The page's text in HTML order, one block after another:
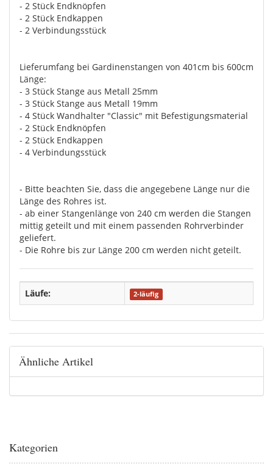
- 2 Stück Endknöpfen
- 2 Stück Endkappen
- 2 Verbindungsstück
Lieferumfang bei Gardinenstangen von 401cm bis 600cm
Länge:
- 3 Stück Stange aus Metall 25mm
- 3 Stück Stange aus Metall 19mm
- 4 Stück Wandhalter "Classic" mit Befestigungsmaterial
- 2 Stück Endknöpfen
- 2 Stück Endkappen
- 4 Verbindungsstück
- Bitte beachten Sie, dass die angegebene Länge nur die
Länge des Rohres ist.
- ab einer Stangenlänge von 240 cm werden die Stangen
mittig geteilt und mit einem passenden Rohrverbinder
geliefert.
- Die Rohre bis zur Länge 200 cm werden nicht geteilt.
Läufe: 2-läufig
Ähnliche Artikel
Kategorien